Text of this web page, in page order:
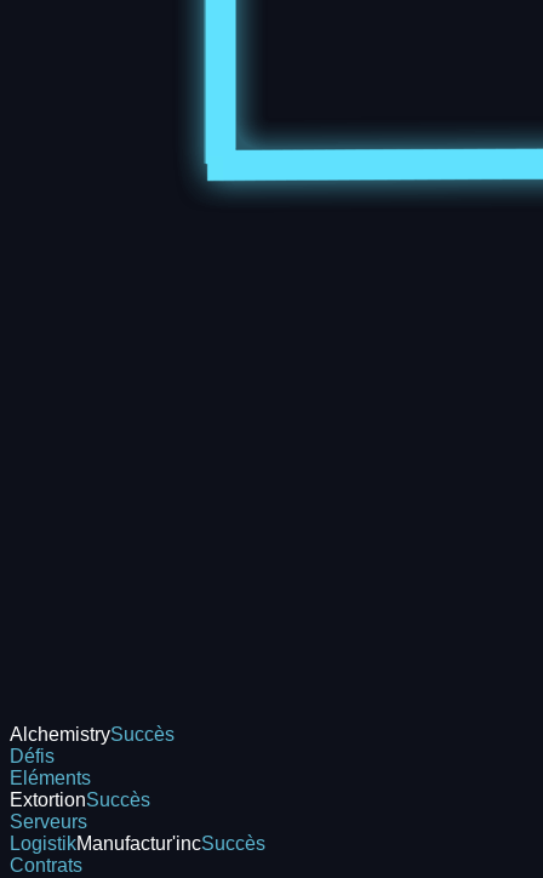
AlchemistrySuccès
Défis
Eléments
ExtortionSuccès
Serveurs
LogistikManufactur'incSuccès
Contrats